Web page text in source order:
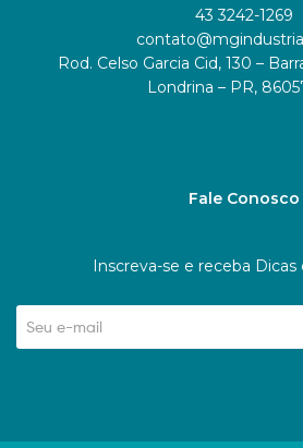
43 3242-1269
Rod. Celso Garcia Cid, 130 –
Londrina – PR,
Fale Conosco
Inscreva-se e receba